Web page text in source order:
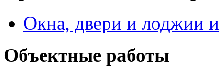
Окна, двери и лоджии
Объектные работы